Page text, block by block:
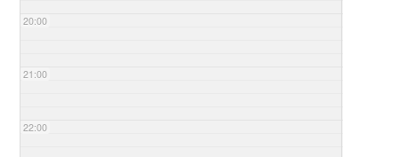
20:00
21:00
22:00